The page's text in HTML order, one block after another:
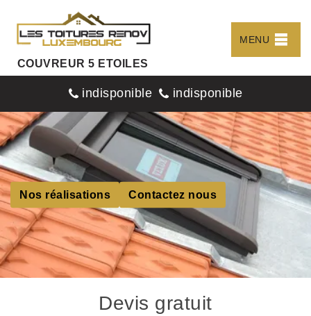
COUVREUR 5 ETOILES
MENU
indisponible indisponible
Nos réalisations Contactez nous
Devis gratuit